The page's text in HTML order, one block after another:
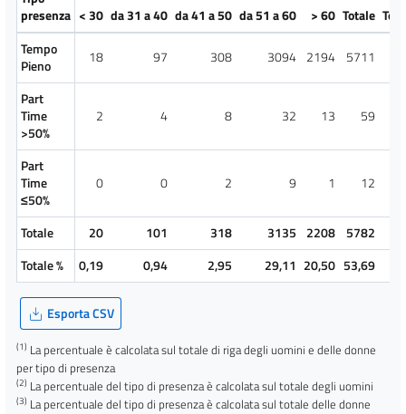
presenza < 30 da 31 a 40 da 41 a 50 da 51 a 60 > 60 Totale
Tempo
Pieno
18 97 308 3094 2194 5711
Part
Time
>50%
2 4 8 32 13 59
Part
Time
≤50%
0 0 2 9 1 12
Totale 20 101 318 3135 2208 5782
Totale %
0,19 0,94 2,95 29,11 20,50 53,69
Esporta CSV
(1) La percentuale è calcolata sul totale di riga degli uomini e delle donne
per tipo di presenza
(2) La percentuale del tipo di presenza è calcolata sul totale degli uomini
(3) La percentuale del tipo di presenza è calcolata sul totale delle donne